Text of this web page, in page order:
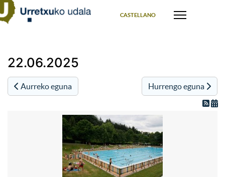
CASTELLANO
22.06.2025
Aurreko eguna Hurrengo eguna